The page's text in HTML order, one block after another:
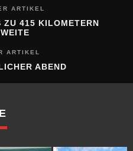
ARTIKEL
415 KILOMETERN
ARTIKEL
ABEND